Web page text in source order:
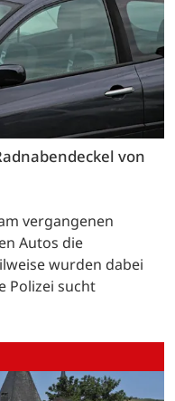
von
vergangenen
Autos die
wurden dabei
Polizei sucht